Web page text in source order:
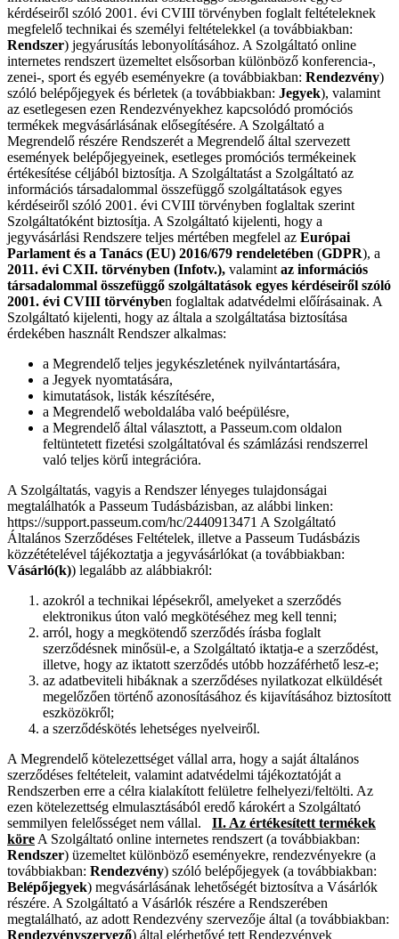
kérdéseiről szóló 2001. évi CVIII törvényben foglalt feltételeknek
megfelelő technikai és személyi feltételekkel (a továbbiakban:
Rendszer) jegyárusítás lebonyolításához. A Szolgáltató online
internetes rendszert üzemeltet elsősorban különböző konferencia-,
zenei-, sport és egyéb eseményekre (a továbbiakban: Rendezvény)
szóló belépőjegyek és bérletek (a továbbiakban: Jegyek), valamint
az esetlegesen ezen Rendezvényekhez kapcsolódó promóciós
termékek megvásárlásának elősegítésére. A Szolgáltató a
Megrendelő részére Rendszerét a Megrendelő által szervezett
események belépőjegyeinek, esetleges promóciós termékeinek
értékesítése céljából biztosítja. A Szolgáltatást a Szolgáltató az
információs társadalommal összefüggő szolgáltatások egyes
kérdéseiről szóló 2001. évi CVIII törvényben foglaltak szerint
Szolgáltatóként biztosítja. A Szolgáltató kijelenti, hogy a
jegyvásárlási Rendszere teljes mértében megfelel az Európai
Parlament és a Tanács (EU) 2016/679 rendeletében (GDPR), a
2011. évi CXII. törvényben (Infotv.), valamint az információs
társadalommal összefüggő szolgáltatások egyes kérdéseiről szóló
2001. évi CVIII törvényben foglaltak adatvédelmi előírásainak. A
Szolgáltató kijelenti, hogy az általa a szolgáltatása biztosítása
érdekében használt Rendszer alkalmas:
a Megrendelő teljes jegykészletének nyilvántartására,
a Jegyek nyomtatására,
kimutatások, listák készítésére,
a Megrendelő weboldalába való beépülésre,
a Megrendelő által választott, a Passeum.com oldalon
feltüntetett fizetési szolgáltatóval és számlázási rendszerrel
való teljes körű integrációra.
A Szolgáltatás, vagyis a Rendszer lényeges tulajdonságai
megtalálhatók a Passeum Tudásbázisban, az alábbi linken:
https://support.passeum.com/hc/2440913471 A Szolgáltató
Általános Szerződéses Feltételek, illetve a Passeum Tudásbázis
közzétételével tájékoztatja a jegyvásárlókat (a továbbiakban:
Vásárló(k)) legalább az alábbiakról:
azokról a technikai lépésekről, amelyeket a szerződés
elektronikus úton való megkötéséhez meg kell tenni;
arról, hogy a megkötendő szerződés írásba foglalt
szerződésnek minősül-e, a Szolgáltató iktatja-e a szerződést,
illetve, hogy az iktatott szerződés utóbb hozzáférhető lesz-e;
az adatbeviteli hibáknak a szerződéses nyilatkozat elküldését
megelőzően történő azonosításához és kijavításához biztosított
eszközökről;
a szerződéskötés lehetséges nyelveiről.
A Megrendelő kötelezettséget vállal arra, hogy a saját általános
szerződéses feltételeit, valamint adatvédelmi tájékoztatóját a
Rendszerben erre a célra kialakított felületre felhelyezi/feltölti. Az
ezen kötelezettség elmulasztásából eredő károkért a Szolgáltató
semmilyen felelősséget nem vállal. II. Az értékesített termékek
köre A Szolgáltató online internetes rendszert (a továbbiakban:
Rendszer) üzemeltet különböző eseményekre, rendezvényekre (a
továbbiakban: Rendezvény) szóló belépőjegyek (a továbbiakban:
Belépőjegyek) megvásárlásának lehetőségét biztosítva a Vásárlók
részére. A Szolgáltató a Vásárlók részére a Rendszerében
megtalálható, az adott Rendezvény szervezője által (a továbbiakban:
Rendezvényszervező) által elérhetővé tett Rendezvények